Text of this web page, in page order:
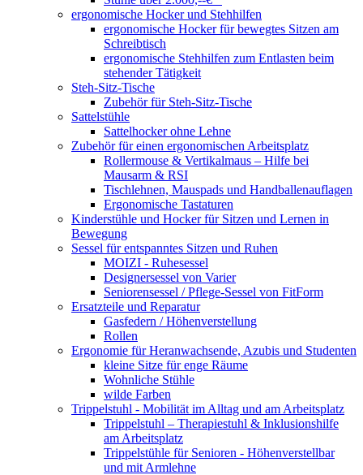
ergonomische Hocker und Stehhilfen
ergonomische Hocker für bewegtes Sitzen am
Schreibtisch
ergonomische Stehhilfen zum Entlasten beim
stehender Tätigkeit
Steh-Sitz-Tische
Zubehör für Steh-Sitz-Tische
Sattelstühle
Sattelhocker ohne Lehne
Zubehör für einen ergonomischen Arbeitsplatz
Rollermouse & Vertikalmaus – Hilfe bei
Mausarm & RSI
Tischlehnen, Mauspads und Handballenauflagen
Ergonomische Tastaturen
Kinderstühle und Hocker für Sitzen und Lernen in
Bewegung
Sessel für entspanntes Sitzen und Ruhen
MOIZI - Ruhesessel
Designersessel von Varier
Seniorensessel / Pflege-Sessel von FitForm
Ersatzteile und Reparatur
Gasfedern / Höhenverstellung
Rollen
Ergonomie für Heranwachsende, Azubis und Studenten
kleine Sitze für enge Räume
Wohnliche Stühle
wilde Farben
Trippelstuhl - Mobilität im Alltag und am Arbeitsplatz
Trippelstuhl – Therapiestuhl & Inklusionshilfe
am Arbeitsplatz
Trippelstühle für Senioren - Höhenverstellbar
und mit Armlehne